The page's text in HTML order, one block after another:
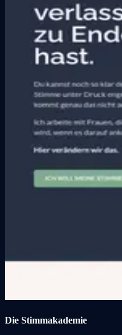
Die Stimmakademie